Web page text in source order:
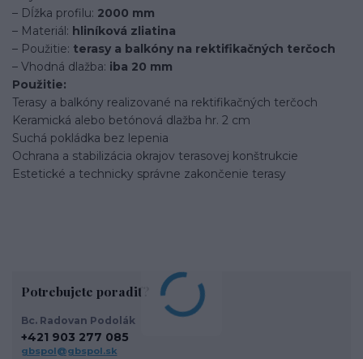
– Dĺžka profilu: 2000 mm
– Materiál: hliníková zliatina
– Použitie: terasy a balkóny na rektifikačných terčoch
– Vhodná dlažba: iba 20 mm
Použitie:
Terasy a balkóny realizované na rektifikačných terčoch
Keramická alebo betónová dlažba hr. 2 cm
Suchá pokládka bez lepenia
Ochrana a stabilizácia okrajov terasovej konštrukcie
Estetické a technicky správne zakončenie terasy
Potrebujete poradiť?
Bc. Radovan Podolák
+421 903 277 085
gbspol@gbspol.sk